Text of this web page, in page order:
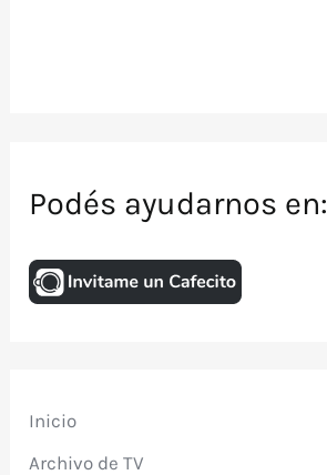
Podés ayudarnos en:
Inicio
Archivo de TV